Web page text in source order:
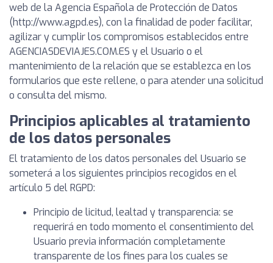
web de la Agencia Española de Protección de Datos
(http://www.agpd.es), con la finalidad de poder facilitar,
agilizar y cumplir los compromisos establecidos entre
AGENCIASDEVIAJES.COM.ES y el Usuario o el
mantenimiento de la relación que se establezca en los
formularios que este rellene, o para atender una solicitud
o consulta del mismo.
Principios aplicables al tratamiento
de los datos personales
El tratamiento de los datos personales del Usuario se
someterá a los siguientes principios recogidos en el
artículo 5 del RGPD:
Principio de licitud, lealtad y transparencia: se
requerirá en todo momento el consentimiento del
Usuario previa información completamente
transparente de los fines para los cuales se